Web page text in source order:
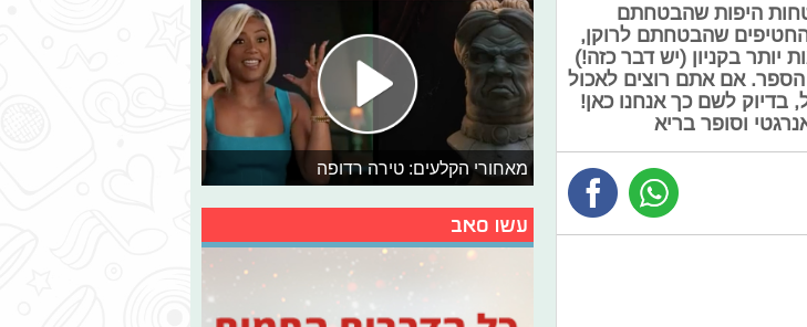
היפות שהבטחתם
שהבטחתם לרוקן,
בקניון (יש דבר כזה!)
הספר. אם אתם רוצים לאכול
בדיוק לשם כך אנחנו כאן!
וסופר בריא
מאחורי הקלעים: טירה רדופה
עשו סאב